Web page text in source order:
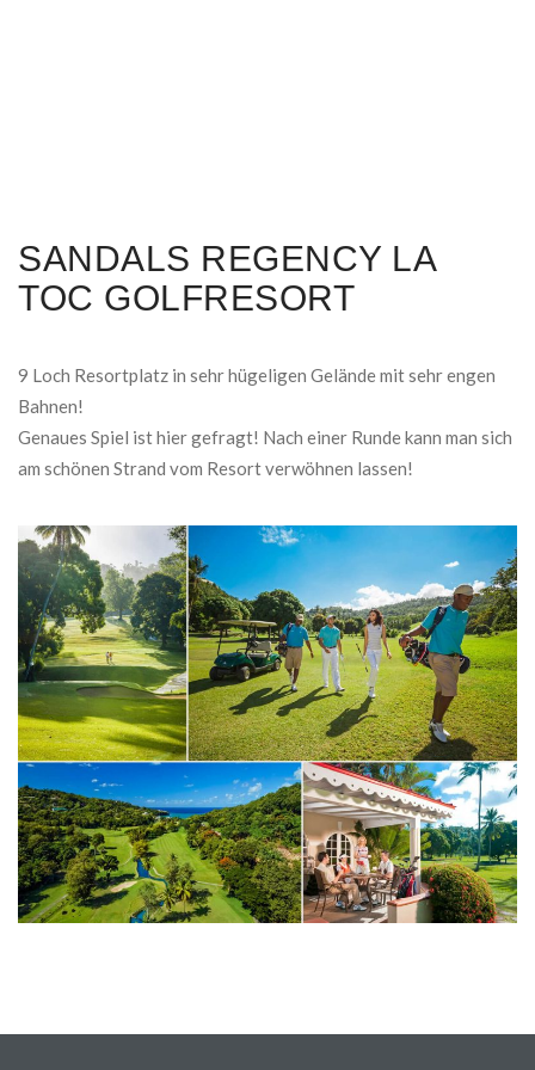
SANDALS REGENCY LA
TOC GOLFRESORT
9 Loch Resortplatz in sehr hügeligen Gelände mit sehr engen
Bahnen!
Genaues Spiel ist hier gefragt! Nach einer Runde kann man sich
am schönen Strand vom Resort verwöhnen lassen!